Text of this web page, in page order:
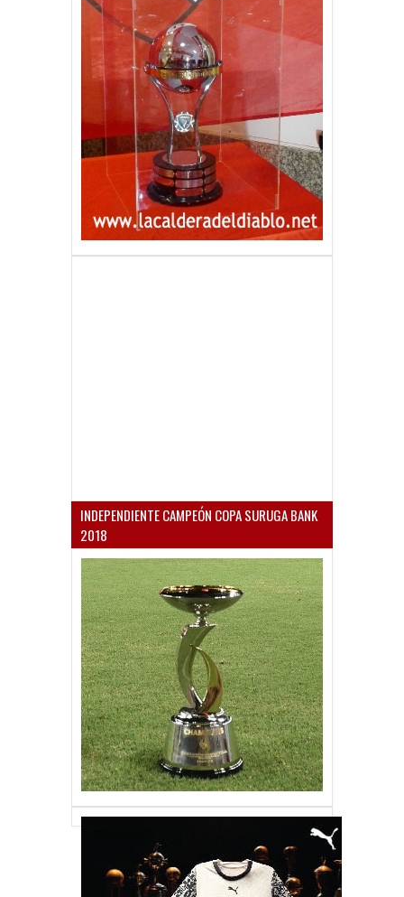
INDEPENDIENTE CAMPEÓN COPA SURUGA BANK
2018